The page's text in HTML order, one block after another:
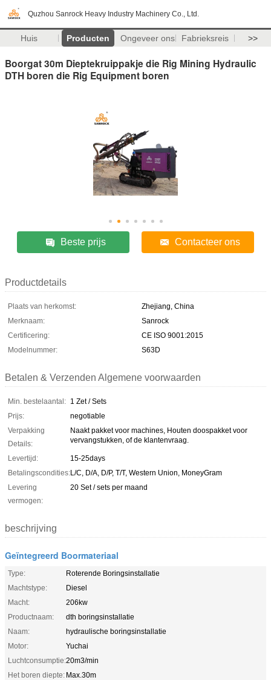
Quzhou Sanrock Heavy Industry Machinery Co., Ltd.
Huis Producten Ongeveer ons Fabrieksreis >>
Boorgat 30m Dieptekruippakje die Rig Mining Hydraulic
DTH boren die Rig Equipment boren
Beste prijs Contacteer ons
Productdetails
Plaats van herkomst:
Zhejiang, China
Merknaam:
Sanrock
Certificering:
CE ISO 9001:2015
Modelnummer:
S63D
Betalen & Verzenden Algemene voorwaarden
Min. bestelaantal: 1 Zet / Sets
Prijs:
negotiable
Verpakking
Details:
Naakt pakket voor machines, Houten doospakket voor
vervangstukken, of de klantenvraag.
Levertijd:
15-25days
Betalingscondities:L/C, D/A, D/P, T/T, Western Union, MoneyGram
Levering
vermogen:
20 Set / sets per maand
beschrijving
Geïntegreerd Boormateriaal
Type:
Roterende Boringsinstallatie
Machtstype:
Diesel
Macht:
206kw
Productnaam:
dth boringsinstallatie
Naam:
hydraulische boringsinstallatie
Motor:
Yuchai
Luchtconsumptie:20m3/min
Het boren diepte: Max.30m